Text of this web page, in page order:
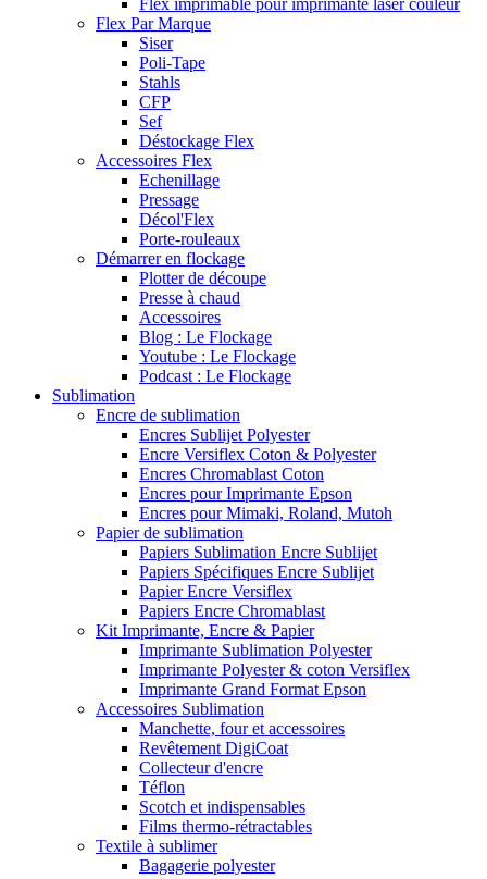
Flex imprimable pour imprimante laser couleur
Flex Par Marque
Siser
Poli-Tape
Stahls
CFP
Sef
Déstockage Flex
Accessoires Flex
Echenillage
Pressage
Décol'Flex
Porte-rouleaux
Démarrer en flockage
Plotter de découpe
Presse à chaud
Accessoires
Blog : Le Flockage
Youtube : Le Flockage
Podcast : Le Flockage
Sublimation
Encre de sublimation
Encres Sublijet Polyester
Encre Versiflex Coton & Polyester
Encres Chromablast Coton
Encres pour Imprimante Epson
Encres pour Mimaki, Roland, Mutoh
Papier de sublimation
Papiers Sublimation Encre Sublijet
Papiers Spécifiques Encre Sublijet
Papier Encre Versiflex
Papiers Encre Chromablast
Kit Imprimante, Encre & Papier
Imprimante Sublimation Polyester
Imprimante Polyester & coton Versiflex
Imprimante Grand Format Epson
Accessoires Sublimation
Manchette, four et accessoires
Revêtement DigiCoat
Collecteur d'encre
Téflon
Scotch et indispensables
Films thermo-rétractables
Textile à sublimer
Bagagerie polyester